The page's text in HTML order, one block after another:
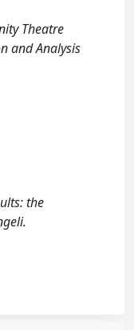
Theatre
and Analysis
the